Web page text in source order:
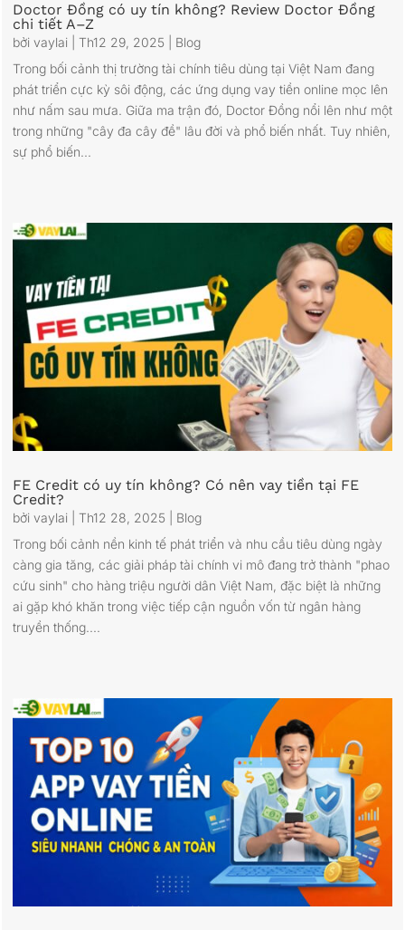
Doctor Đồng có uy tín không? Review Doctor Đồng
chi tiết A–Z
bởi vaylai Th12 29, 2025
Blog
Trong bối cảnh thị trường tài chính tiêu dùng tại Việt Nam đang
phát triển cực kỳ sôi động, các ứng dụng vay tiền online mọc lên
như nấm sau mưa. Giữa ma trận đó, Doctor Đồng nổi lên như một
trong những "cây đa cây đề" lâu đời và phổ biến nhất. Tuy nhiên,
sự phổ biến...
FE Credit có uy tín không? Có nên vay tiền tại FE
Credit?
bởi vaylai Th12 28, 2025
Blog
Trong bối cảnh nền kinh tế phát triển và nhu cầu tiêu dùng ngày
càng gia tăng, các giải pháp tài chính vi mô đang trở thành "phao
cứu sinh" cho hàng triệu người dân Việt Nam, đặc biệt là những
ai gặp khó khăn trong việc tiếp cận nguồn vốn từ ngân hàng
truyền thống....